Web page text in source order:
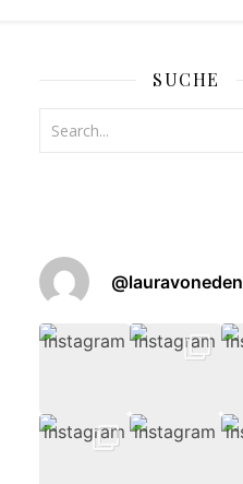
SUCHE
@lauravoneden